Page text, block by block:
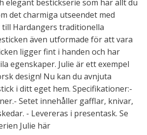
elegant bestickserie som har allt du
det charmiga utseendet med
Hardangers traditionella
även utformade för att vara
ligger fint i handen och har
egenskaper. Julie är ett exempel
design! Nu kan du avnjuta
i ditt eget hem. Specifikationer:-
Setet innehåller gafflar, knivar,
- Levereras i presentask. Se
Julie här